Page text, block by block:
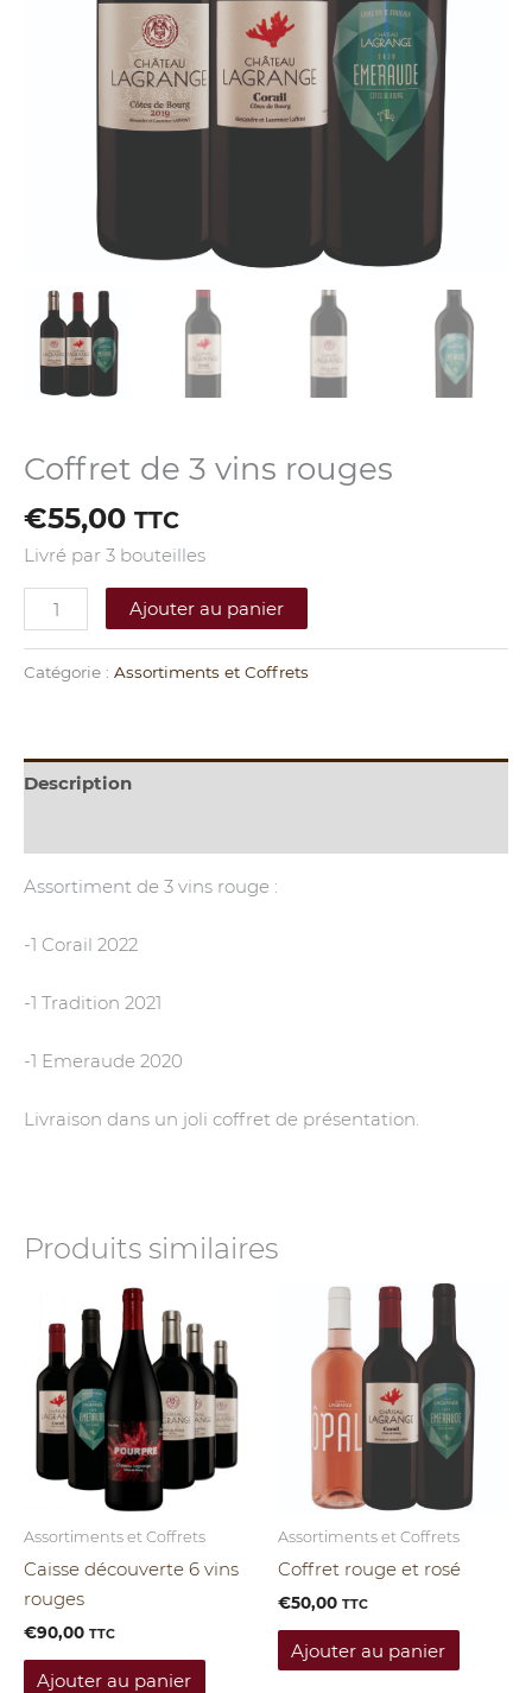
Coffret de 3 vins rouges
€55,00 TTC
Livré par 3 bouteilles
Ajouter au panier
Catégorie : Assortiments et Coffrets
Description
Assortiment de 3 vins rouge :
-1 Corail 2022
-1 Tradition 2021
-1 Emeraude 2020
Livraison dans un joli coffret de présentation.
Produits similaires
Assortiments et Coffrets
Caisse découverte 6 vins
rouges
€90,00 TTC
Ajouter au panier
Assortiments et Coffrets
Coffret rouge et rosé
€50,00 TTC
Ajouter au panier